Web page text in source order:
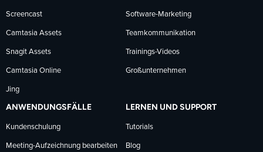
Screencast
Camtasia Assets
Snagit Assets
Camtasia Online
Jing
Software-Marketing
Teamkommunikation
Trainings-Videos
Großunternehmen
ANWENDUNGSFÄLLE
Kundenschulung
Meeting-Aufzeichnung bearbeiten
LERNEN UND SUPPORT
Tutorials
Blog